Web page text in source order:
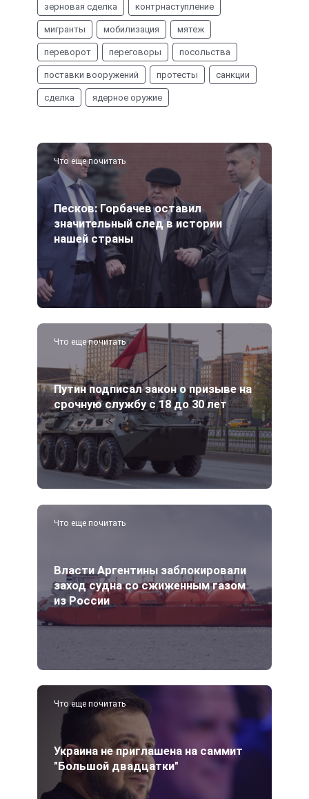
зерновая сделка контрнаступление
мигранты мобилизация мятеж
переворот переговоры посольства
поставки вооружений протесты санкции
сделка ядерное оружие
Что еще почитать
Песков: Горбачев оставил
значительный след в истории
нашей страны
Что еще почитать
Путин подписал закон о призыве на
срочную службу с 18 до 30 лет
Что еще почитать
Власти Аргентины заблокировали
заход судна со сжиженным газом
из России
Что еще почитать
Украина не приглашена на саммит
"Большой двадцатки"